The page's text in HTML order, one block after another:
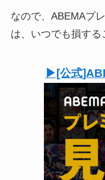
なので、ABEMAプ
は、いつでも損する
▶︎[公式